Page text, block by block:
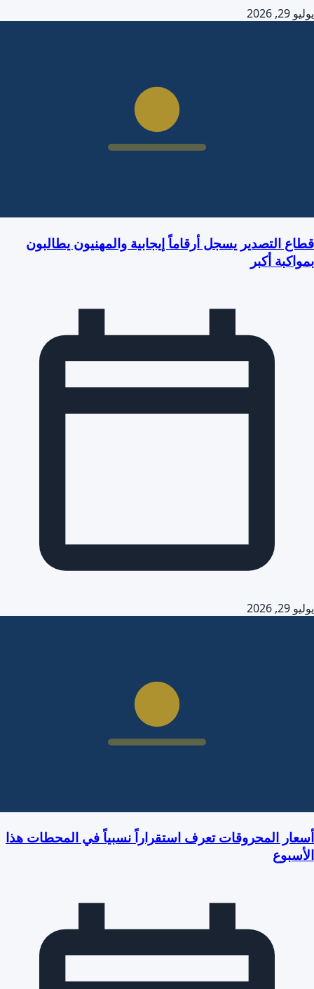
يوليو 29, 2026
قطاع التصدير يسجل أرقاماً إيجابية والمهنيون يطالبون
بمواكبة أكبر
يوليو 29, 2026
أسعار المحروقات تعرف استقراراً نسبياً في المحطات هذا
الأسبوع